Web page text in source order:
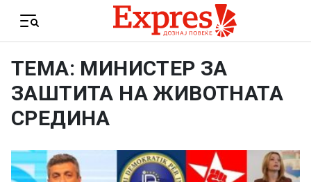
Menu
ТЕМА: МИНИСТЕР ЗА
ЗАШТИТА НА ЖИВОТНАТА
СРЕДИНА